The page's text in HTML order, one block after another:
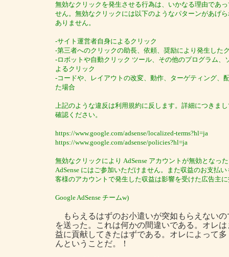
無効なクリックを発生させる行為は、いかなる理由であ
せん。無効なクリックには以下のようなパターンがあげ
ありません。
-サイト運営者自身によるクリック
-第三者へのクリックの助長、依頼、奨励により発生した
-ロボットや自動クリック ツール、その他のプログラム、
よるクリック
-コードや、レイアウトの改変、動作、ターゲティング、
た場合
上記のような違反は利用規約に反します。詳細につきま
確認ください。
https://www.google.com/adsense/localized-terms?hl=ja
https://www.google.com/adsense/policies?hl=ja
無効なクリックにより AdSense アカウントが無効となっ
AdSense にはご参加いただけません。また収益のお支払
客様のアカウントで発生した収益は影響を受けた広告主
Google AdSense チームw)
もらえるはずのお小遣いが突如もらえない
を送った。これは何かの間違いである。オレ
益に貢献してきたはずである。オレによって
んということだ。！